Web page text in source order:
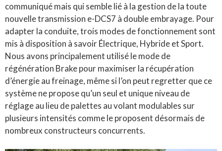
communiqué mais qui semble lié à la gestion de la toute
nouvelle transmission e-DCS7 à double embrayage. Pour
adapter la conduite, trois modes de fonctionnement sont
mis à disposition à savoir Électrique, Hybride et Sport.
Nous avons principalement utilisé le mode de
régénération Brake pour maximiser la récupération
d’énergie au freinage, même si l’on peut regretter que ce
système ne propose qu’un seul et unique niveau de
réglage au lieu de palettes au volant modulables sur
plusieurs intensités comme le proposent désormais de
nombreux constructeurs concurrents.